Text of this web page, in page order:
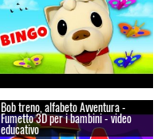
Bob treno, alfabeto Avventura -
Fumetto 3D per i bambini - video
educativo